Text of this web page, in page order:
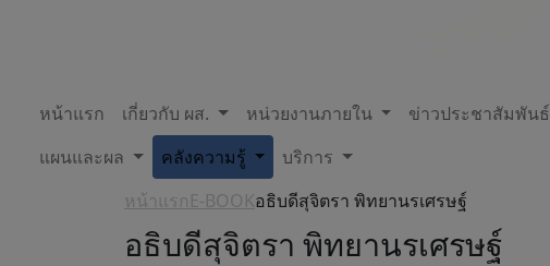
หน้าแรก เกี่ยวกับ ผส. หน่วยงานภายใน ข่าวประชาสัมพันธ์
แผนและผล
คลังความรู้
บริการ
หน้าแรกE-BOOKอธิบดีสุจิตรา พิทยานรเศรษฐ์
อธิบดีสุจิตรา พิทยานรเศรษฐ์